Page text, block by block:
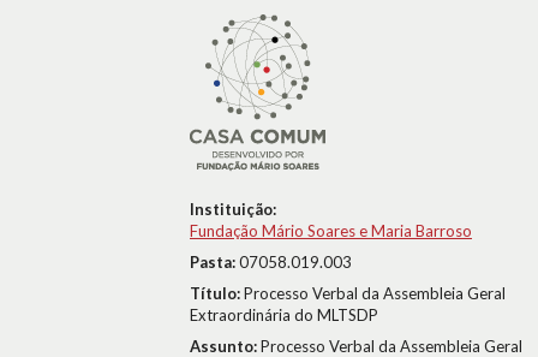
Instituição:
Fundação Mário Soares e Maria Barroso
Pasta:07058.019.003
Título:Processo Verbal da Assembleia Geral
Extraordinária do MLTSDP
Assunto:Processo Verbal da Assembleia Geral